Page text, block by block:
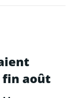
fin août